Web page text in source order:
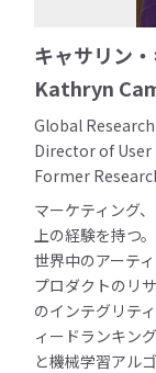
キャサリン
Kathryn
Global
Director of User
Former
マーケティング
上の経験を持つ
世界中のアーテ
プロダクトのリ
のインテグリテ
ィードランキン
と機械学習アル